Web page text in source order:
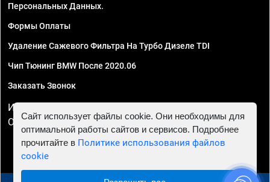
Персональных Данных.
Формы Оплаты
Удаление Сажевого Фильтра На Турбо Дизеле TDI
Чип Тюнинг BMW После 2020.06
Заказать Звонок
ИП Смирнов Георгий Павлович. ИНН 781302555843,
ОГРНИП 324470400032610
Сайт использует файлы cookie. Они необходимы для
оптимальной работы сайтов и сервисов. Подробнее
прочитайте в Политике использования файлов
cookie